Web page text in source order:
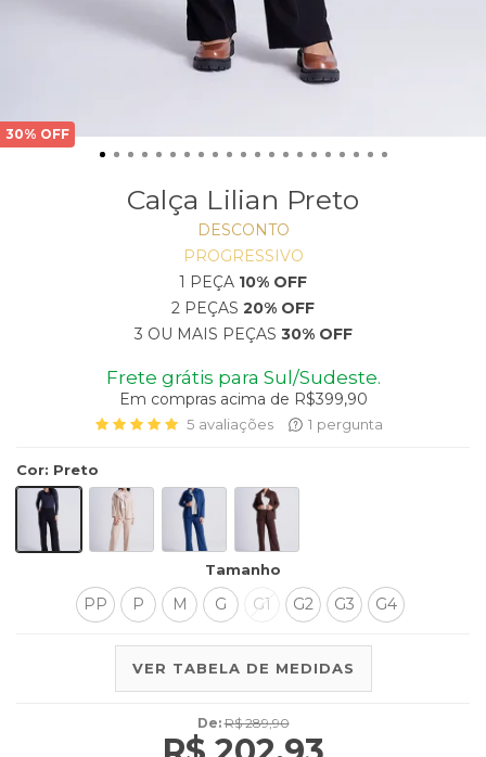
30% OFF
Calça Lilian Preto
DESCONTO
PROGRESSIVO
1 PEÇA 10% OFF
2 PEÇAS 20% OFF
3 OU MAIS PEÇAS 30% OFF
Frete grátis para Sul/Sudeste.
Em compras acima de R$399,90
5 avaliações 1 pergunta
Cor: Preto
Tamanho
PP P M G G1 G2 G3 G4
VER TABELA DE MEDIDAS
De:R$ 289,90